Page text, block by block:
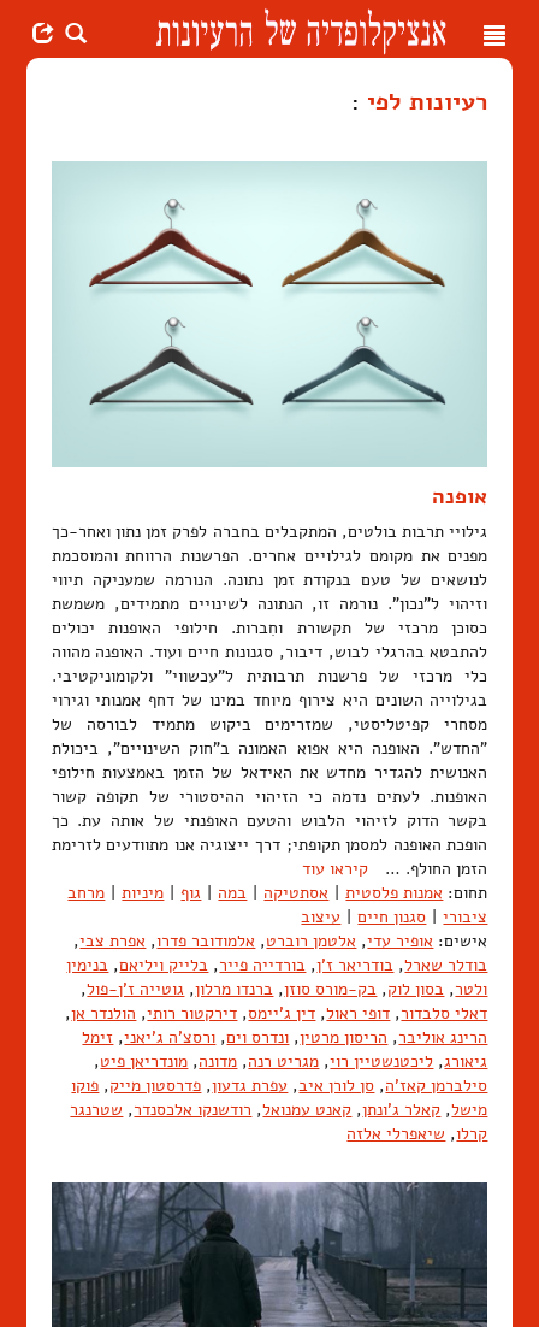
Toggle
רעיונות לפי :
אופנה
גילויי תרבות בולטים, המתקבלים בחברה לפרק זמן נתון ואחר-כך
מפנים את מקומם לגילויים אחרים. הפרשנות הרווחת והמוסכמת
לנושאים של טעם בנקודת זמן נתונה. הנורמה שמעניקה תיווי
וזיהוי ל"נכון". נורמה זו, הנתונה לשינויים מתמידים, משמשת
כסוכן מרכזי של תקשורת וחִברות. חילופי האופנות יכולים
להתבטא בהרגלי לבוש, דיבור, סגנונות חיים ועוד. האופנה מהווה
כלי מרכזי של פרשנות תרבותית ל"עכשווי" ולקומוניקטיבי.
בגילוייה השונים היא צירוף מיוחד במינו של דחף אמנותי וגירוי
מסחרי קפיטליסטי, שמזרימים ביקוש מתמיד לבורסה של
"החדש". האופנה היא אפוא האמונה ב"חוק השינויים", ביכולת
האנושית להגדיר מחדש את האידאל של הזמן באמצעות חילופי
האופנות. לעתים נדמה כי הזיהוי ההיסטורי של תקופה קשור
בקשר הדוק לזיהוי הלבוש והטעם האופנתי של אותה עת. כך
הופכת האופנה למסמן תקופתי; דרך ייצוגיה אנו מתוודעים לזרימת
הזמן החולף. … קיראו עוד
תחום: אמנות פלסטית אסתטיקה במה גוף מיניות
מרחב
ציבורי
סגנון חיים
עיצוב
אישים: אופיר עדי, אלטמן רוברט, אלמודובר פדרו, אפרת צבי,
בודלר שארל, בודריאר ז'ן, בורדייה פייר, בלייק ויליאם, בנימין
ולטר, בסון לוק, בק-מורס סוזן, ברנדו מרלון, גוטייה ז'ן-פול,
דאלי סלבדור, דופי ראול, דין ג'יימס, דירקטור רותי, הולנדר אן,
הרינג אוליבר, הריסון מרטין, ונדרס וים, ורסצ'ה ג'יאני, זימל
גיאורג, ליכטנשטיין רוי, מגריט רנה, מדונה, מונדריאן פיט,
סילברמן קאז'ה, סן לורן איב, עפרת גדעון, פדרסטון מייק, פוקו
מישל, קאלר ג'ונתן, קאנט עמנואל, רודשנקו אלכסנדר, שטרנגר
קרלו, שיאפרלי אלזה